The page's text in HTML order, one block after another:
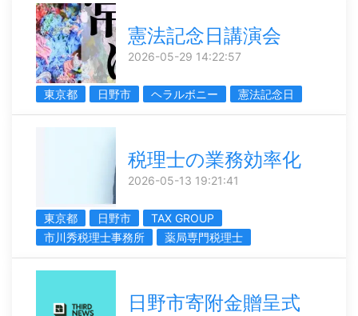
憲法記念日講演会
2026-05-29 14:22:57
東京都 日野市 ヘラルボニー 憲法記念日
税理士の業務効率化
2026-05-13 19:21:41
東京都 日野市
TAX GROUP
市川秀税理士事務所
薬局専門税理士
日野市寄附金贈呈式